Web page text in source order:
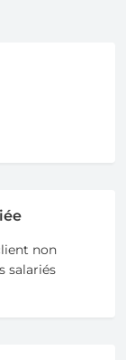
non
salariés